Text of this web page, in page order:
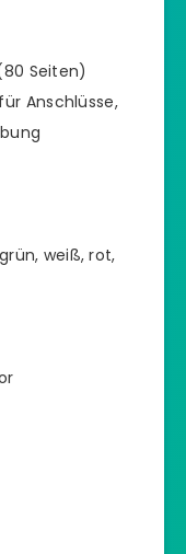
Seiten)
Anschlüsse,
weiß, rot,